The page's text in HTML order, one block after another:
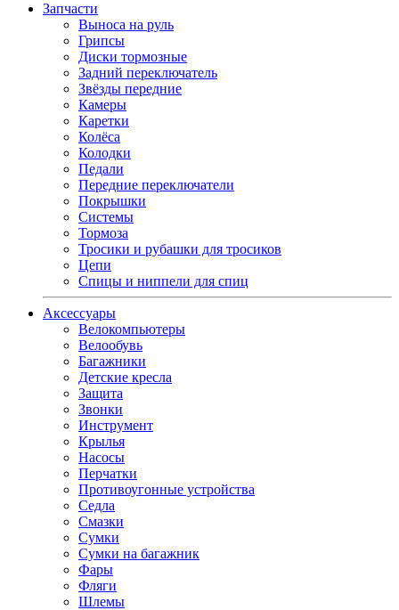
Запчасти
Выноса на руль
Грипсы
Диски тормозные
Задний переключатель
Звёзды передние
Камеры
Каретки
Колёса
Колодки
Педали
Передние переключатели
Покрышки
Системы
Тормоза
Тросики и рубашки для тросиков
Цепи
Спицы и ниппели для спиц
Аксессуары
Велокомпьютеры
Велообувь
Багажники
Детские кресла
Защита
Звонки
Инструмент
Крылья
Насосы
Перчатки
Противоугонные устройства
Седла
Смазки
Сумки
Сумки на багажник
Фары
Фляги
Шлемы